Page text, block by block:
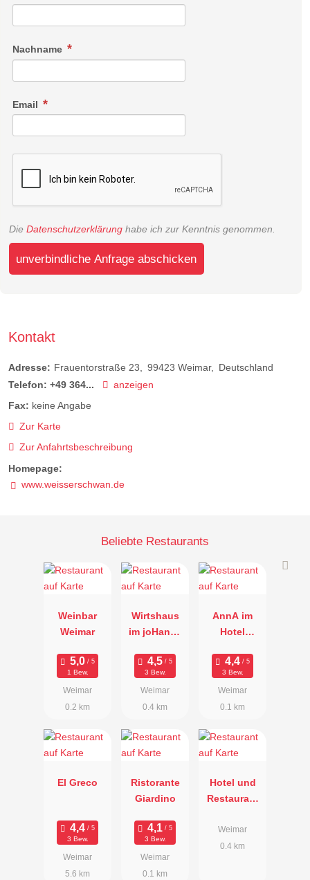
Nachname
Email
Die Datenschutzerklärung habe ich zur Kenntnis genommen.
unverbindliche Anfrage abschicken
Kontakt
Adresse: Frauentorstraße 23 99423 Weimar
Deutschland
Telefon: +49 364...
anzeigen
Fax: keine Angabe
Zur Karte
Zur Anfahrtsbeschreibung
Homepage:
www.weisserschwan.de
Beliebte Restaurants
Weinbar
Weimar
1 Bew.
Weimar
0.2 km
Wirtshaus
im joHanns
3 Bew.
Weimar
0.4 km
AnnA im
Hotel
3 Bew.
Weimar
0.1 km
El Greco
3 Bew.
Weimar
5.6 km
Ristorante
Giardino
3 Bew.
Weimar
0.1 km
Hotel und
Restaurant
Weimar
0.4 km